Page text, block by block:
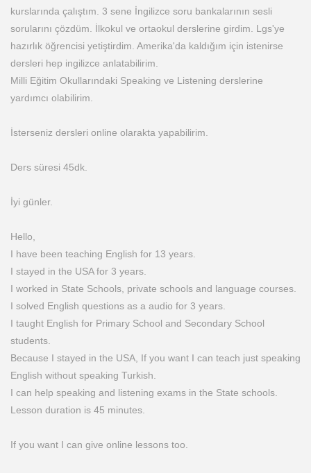
kurslarında çalıştım. 3 sene İngilizce soru bankalarının sesli
sorularını çözdüm. İlkokul ve ortaokul derslerine girdim. Lgs'ye
hazırlık öğrencisi yetiştirdim. Amerika'da kaldığım için istenirse
dersleri hep ingilizce anlatabilirim.
Milli Eğitim Okullarındaki Speaking ve Listening derslerine
yardımcı olabilirim.
İsterseniz dersleri online olarakta yapabilirim.
Ders süresi 45dk.
İyi günler.
Hello,
I have been teaching English for 13 years.
I stayed in the USA for 3 years.
I worked in State Schools, private schools and language courses.
I solved English questions as a audio for 3 years.
I taught English for Primary School and Secondary School
students.
Because I stayed in the USA, If you want I can teach just speaking
English without speaking Turkish.
I can help speaking and listening exams in the State schools.
Lesson duration is 45 minutes.
If you want I can give online lessons too.